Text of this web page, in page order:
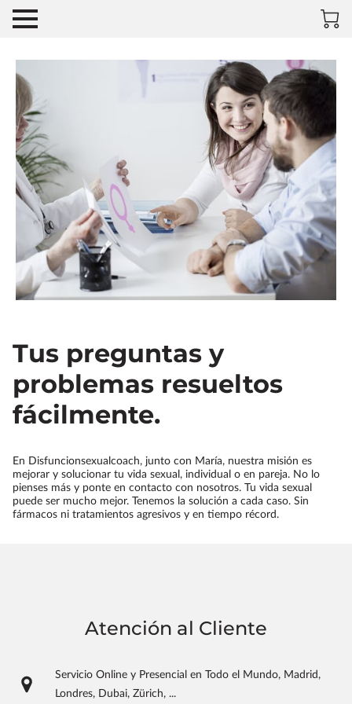
Tus preguntas y
problemas resueltos
fácilmente.
En Disfuncionsexualcoach, junto con María, nuestra misión es
mejorar y solucionar tu vida sexual, individual o en pareja. No lo
pienses más y ponte en contacto con nosotros. Tu vida sexual
puede ser mucho mejor. Tenemos la solución a cada caso. Sin
fármacos ni tratamientos agresivos y en tiempo récord.
Atención al Cliente
Servicio Online y Presencial en Todo el Mundo, Madrid,
Londres, Dubai, Zürich, ...